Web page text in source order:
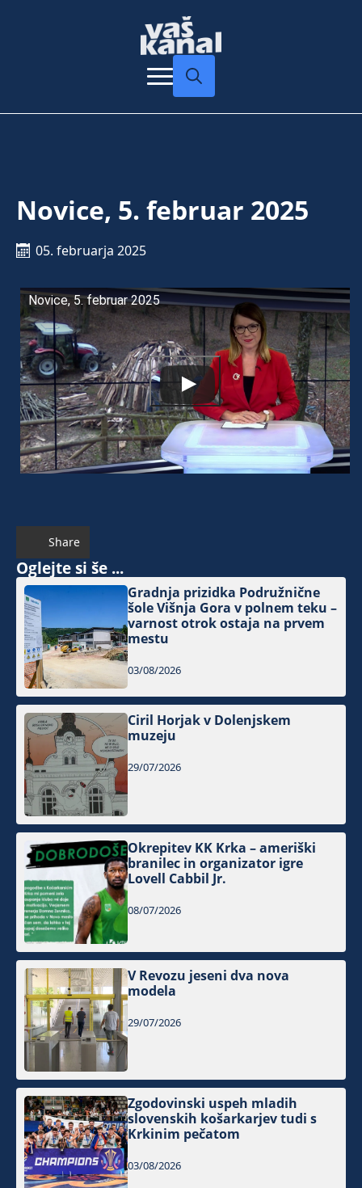
Novice, 5. februar 2025
05. februarja 2025
Novice, 5. februar 2025
Share
Oglejte si še ...
Gradnja prizidka Podružnične
šole Višnja Gora v polnem teku –
varnost otrok ostaja na prvem
mestu
03/08/2026
Ciril Horjak v Dolenjskem
muzeju
29/07/2026
Okrepitev KK Krka – ameriški
branilec in organizator igre
Lovell Cabbil Jr.
08/07/2026
V Revozu jeseni dva nova
modela
29/07/2026
Zgodovinski uspeh mladih
slovenskih košarkarjev tudi s
Krkinim pečatom
03/08/2026